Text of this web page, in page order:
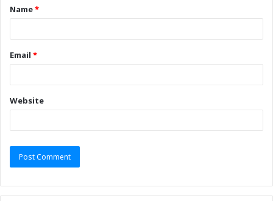
Name*
Email *
Website